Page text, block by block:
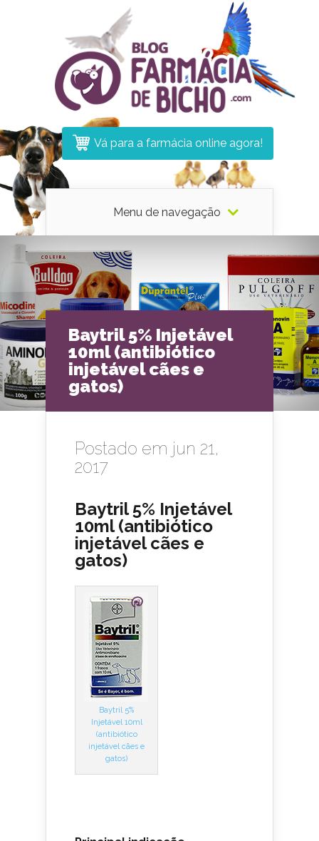
Vá para a farmácia online agora!
Menu de navegação
Baytril 5% Injetável
10ml (antibiótico
injetável cães e
gatos)
Postado em jun 21,
2017
Baytril 5% Injetável
10ml (antibiótico
injetável cães e
gatos)
Baytril 5%
Injetável 10ml
(antibiótico
injetável cães e
gatos)